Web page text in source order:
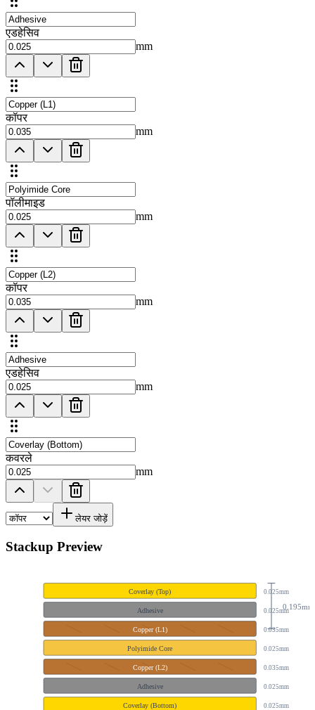
एडहेसिव
mm
कॉपर
mm
पॉलीमाइड
mm
कॉपर
mm
एडहेसिव
mm
कवरले
mm
लेयर जोड़ें
Stackup Preview
0.195mm
Coverlay (Top) 0.025mm
Adhesive 0.025mm
Copper (L1) 0.035mm
Polyimide Core 0.025mm
Copper (L2) 0.035mm
Adhesive 0.025mm
Coverlay (Bottom) 0.025mm